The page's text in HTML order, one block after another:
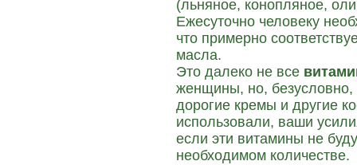
(льняное, конопляное,
Ежесуточно человеку
что примерно
масла.
Это далеко не все
женщины, но,
дорогие кремы и другие
использовали, ваши
если эти витамины не
необходимом количестве.